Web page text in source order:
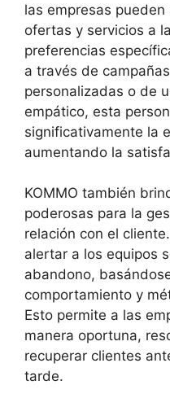
las empresas
ofertas y servicios a
preferencias
a través de
personalizadas o de
empático, esta
significativamente la
aumentando la
KOMMO también
poderosas para la
relación con el
alertar a los equipos
abandono,
comportamiento y
Esto permite a las
manera oportuna,
recuperar clientes
tarde.